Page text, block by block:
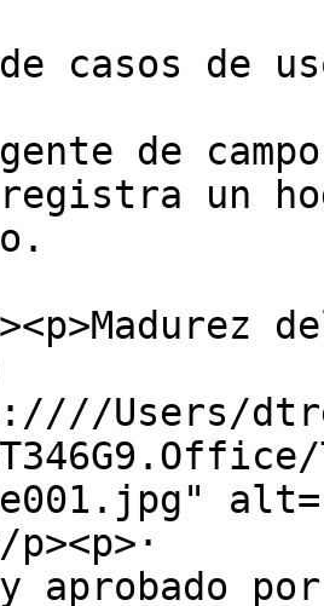
casos de
de
un
Users/
p><p>·
aprobado